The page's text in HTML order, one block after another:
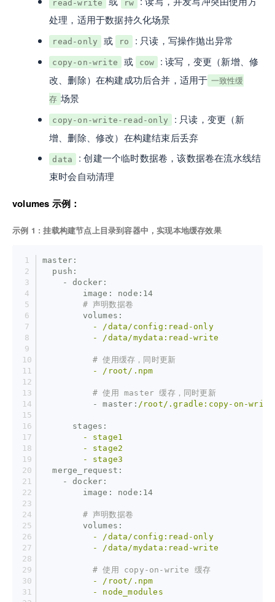
read-write rw
处理，适用于数据持久化场景
read-only 或 ro : 只读，写操作抛出异常
copy-on-write 或 cow : 读写，变更（新增、修
改、删除）在构建成功后合并，适用于 一致性缓
存 场景
copy-on-write-read-only : 只读，变更（新
增、删除、修改）在构建结束后丢弃
data : 创建一个临时数据卷，该数据卷在流水线结
束时会自动清理
volumes 示例：
示例 1 : 挂载构建节点上目录到容器中，实现本地缓存效果
master:
  push:
    - docker:
        image:
node:14
# 声明数据卷
        volumes:
          -
/data/config:read-only
          -
/data/mydata:read-write
# 使用缓存，同时更新
          -
/root/.npm
# 使用 master 缓存，同时更新
          - master:
/root/.gradle:copy-on-write
      stages:
        -
stage1
        -
stage2
        -
stage3
  merge_request:
    - docker:
        image:
node:14
# 声明数据卷
        volumes:
          -
/data/config:read-only
          -
/data/mydata:read-write
# 使用 copy-on-write 缓存
          -
/root/.npm
          -
node_modules